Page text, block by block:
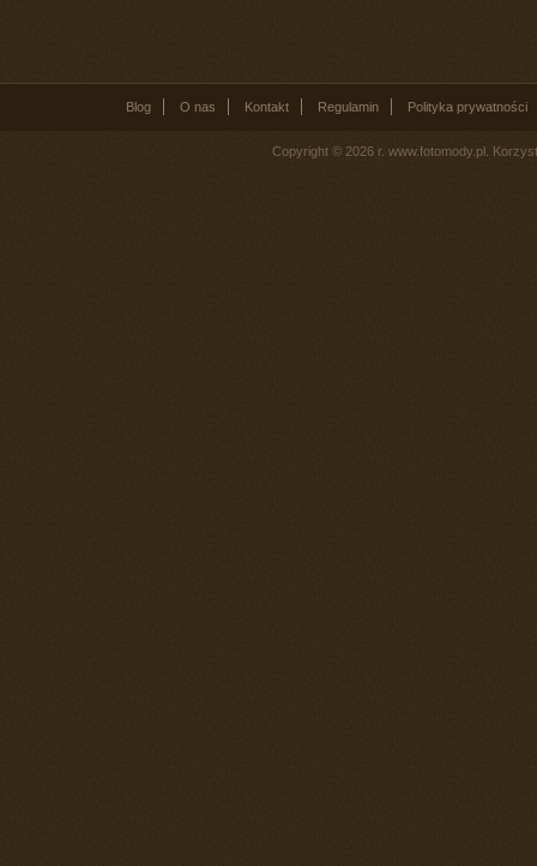
Blog O nas Kontakt Regulamin Polityka prywatności
Copyright © 2026 r. www.fotomody.pl.